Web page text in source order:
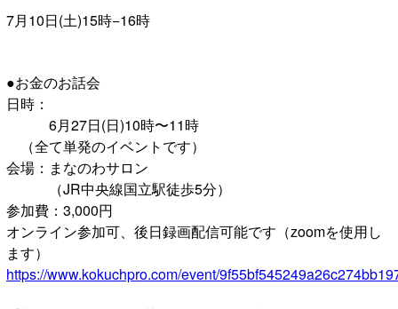
7月10日(土)15時−16時
●お金のお話会
日時：
6月27日(日)10時〜11時
（全て単発のイベントです）
会場：まなのわサロン
（JR中央線国立駅徒歩5分）
参加費：3,000円
オンライン参加可、後日録画配信可能です（zoomを使用し
ます）
https://www.kokuchpro.com/event/